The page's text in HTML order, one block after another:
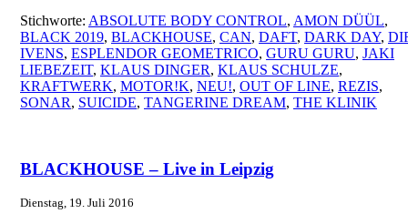
Stichworte: ABSOLUTE BODY CONTROL, AMON DÜÜL,
BLACK 2019, BLACKHOUSE, CAN, DAFT, DARK DAY,
IVENS, ESPLENDOR GEOMETRICO, GURU GURU, JAKI
LIEBEZEIT, KLAUS DINGER, KLAUS SCHULZE,
KRAFTWERK, MOTOR!K, NEU!, OUT OF LINE, REZIS,
SONAR, SUICIDE, TANGERINE DREAM, THE KLINIK
BLACKHOUSE – Live in Leipzig
Dienstag, 19. Juli 2016